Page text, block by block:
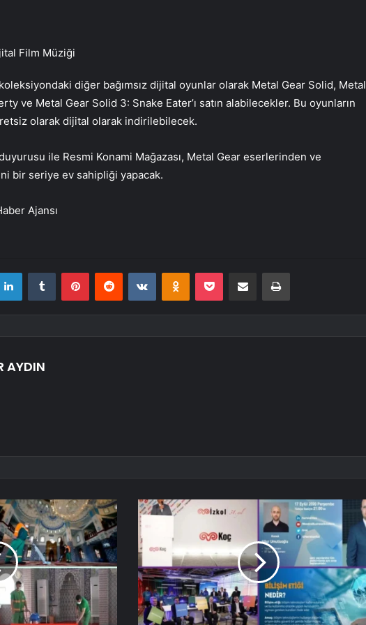
Film Müziği
diğer bağımsız dijital oyunlar olarak Metal Gear Solid, Metal
ve Metal Gear Solid 3: Snake Eater’ı satın alabilecekler. Bu oyunların
olarak dijital olarak indirilebilecek.
ile Resmi Konami Mağazası, Metal Gear eserlerinden ve
bir seriye ev sahipliği yapacak.
Ajansı
LinkedInTumblr PinterestReddit VKontakteOdnoklassniki
Pocket E-Posta ile paylaş Yazdır
AYDIN